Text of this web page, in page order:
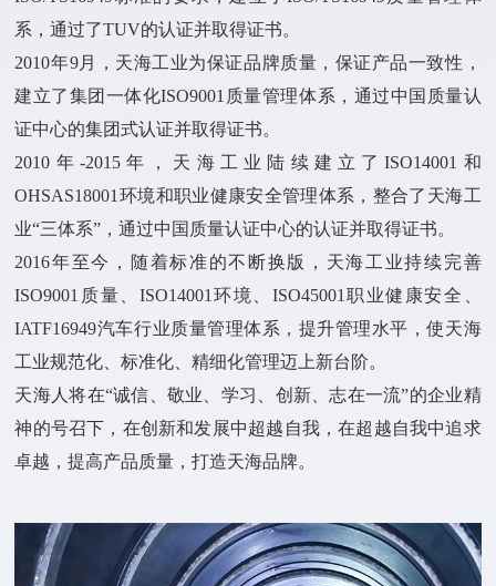
系，通过了TUV的认证并取得证书。
2010年9月，天海工业为保证品牌质量，保证产品一致性，
建立了集团一体化ISO9001质量管理体系，通过中国质量认
证中心的集团式认证并取得证书。
2010年-2015年，天海工业陆续建立了ISO14001和
OHSAS18001环境和职业健康安全管理体系，整合了天海工
业“三体系”，通过中国质量认证中心的认证并取得证书。
2016年至今，随着标准的不断换版，天海工业持续完善
ISO9001质量、ISO14001环境、ISO45001职业健康安全、
IATF16949汽车行业质量管理体系，提升管理水平，使天海
工业规范化、标准化、精细化管理迈上新台阶。
天海人将在“诚信、敬业、学习、创新、志在一流”的企业精
神的号召下，在创新和发展中超越自我，在超越自我中追求
卓越，提高产品质量，打造天海品牌。